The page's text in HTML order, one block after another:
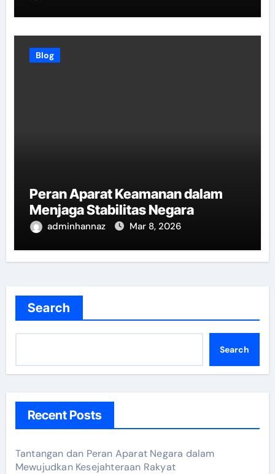
Blog
Peran Aparat Keamanan dalam
Menjaga Stabilitas Negara
adminhannaz Mar 8, 2026
Search
Search
Recent Posts
Tantangan dan Peran Aparat Negara dalam
Mewujudkan Kesejahteraan Rakyat